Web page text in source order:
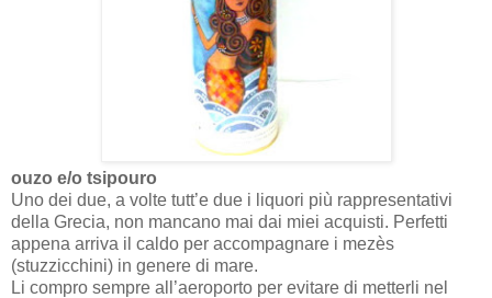
ouzo e/o tsipouro
Uno dei due, a volte tutt’e due i liquori più rappresentativi
della Grecia, non mancano mai dai miei acquisti. Perfetti
appena arriva il caldo per accompagnare i mezès
(stuzzicchini) in genere di mare.
Li compro sempre all’aeroporto per evitare di metterli nel